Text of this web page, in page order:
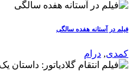
فیلم در آستانه هفده سالگی
کمدی, درام